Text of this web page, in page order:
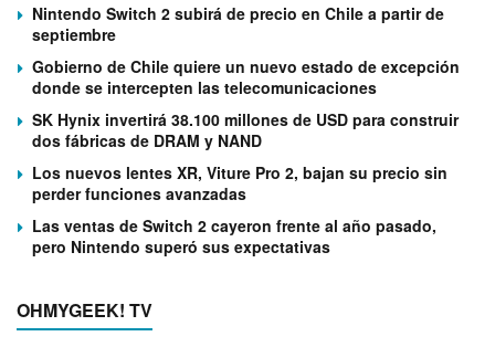
Nintendo Switch 2 subirá de precio en Chile a partir de
septiembre
Gobierno de Chile quiere un nuevo estado de excepción
donde se intercepten las telecomunicaciones
SK Hynix invertirá 38.100 millones de USD para construir
dos fábricas de DRAM y NAND
Los nuevos lentes XR, Viture Pro 2, bajan su precio sin
perder funciones avanzadas
Las ventas de Switch 2 cayeron frente al año pasado,
pero Nintendo superó sus expectativas
OHMYGEEK! TV